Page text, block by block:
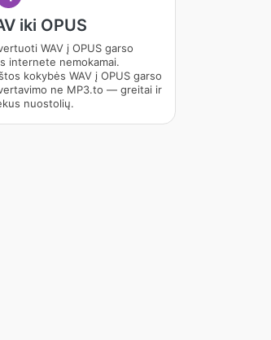
iki OPUS
WAV į OPUS garso
internete nemokamai.
kokybės WAV į OPUS garso
ne MP3.to — greitai ir
nuostolių.